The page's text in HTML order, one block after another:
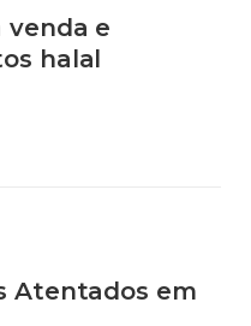
venda e
halal
Atentados em